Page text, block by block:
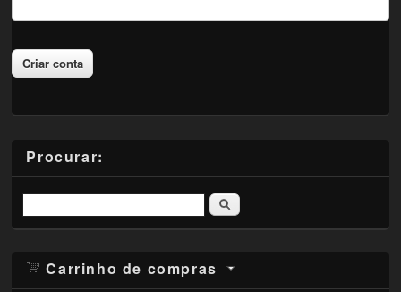
Procurar:
Pesquisar
Carrinho de compras